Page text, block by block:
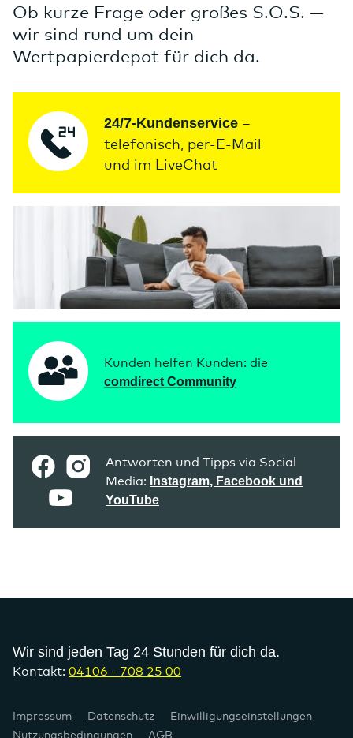
Ob kurze Frage oder großes S.O.S. —
wir sind rund um dein
Wertpapierdepot für dich da.
24/7-Kundenservice –
telefonisch, per-E-Mail
und im LiveChat
Kunden helfen Kunden: die
comdirect Community
Antworten und Tipps via Social
Media: Instagram, Facebook und
YouTube
Jetzt Depot eröffnen
Wir sind jeden Tag 24 Stunden für dich da.
Kontakt: 04106 - 708 25 00
Impressum Datenschutz
Einwilligungseinstellungen
Nutzungsbedingungen
AGB